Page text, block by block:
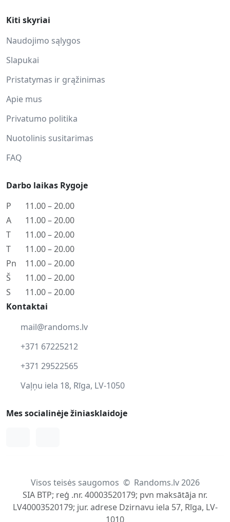
Kiti skyriai
Naudojimo sąlygos
Slapukai
Pristatymas ir grąžinimas
Apie mus
Privatumo politika
Nuotolinis susitarimas
FAQ
Darbo laikas Rygoje
P
11.00 – 20.00
A
11.00 – 20.00
T
11.00 – 20.00
T
11.00 – 20.00
Pn
11.00 – 20.00
Š
11.00 – 20.00
S
11.00 – 20.00
Kontaktai
mail@randoms.lv
+371 67225212
+371 29522565
Vaļņu iela 18, Rīga, LV-1050
Mes socialinėje žiniasklaidoje
Visos teisės saugomos © Randoms.lv 2026
SIA BTP; reģ .nr. 40003520179; pvn maksātāja nr.
LV40003520179; jur. adrese Dzirnavu iela 57, Rīga, LV-
1010